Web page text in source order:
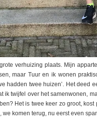
verhuizing plaats. Mijn
maar Tuur en ik wonen
hadden twee huizen’. Het
ik twijfel over het samenwonen,
Het is twee keer zo groot,
komen terug, nu eerst even